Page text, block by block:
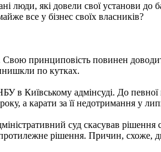
люди, які довели свої установи до
все у бізнес своїх власників?
Свою принциповість повинен
по кутках.
в Київському адмінсуді. До
а карати за її недотримання у
суд скасував рішення
рішення. Причин, схоже,